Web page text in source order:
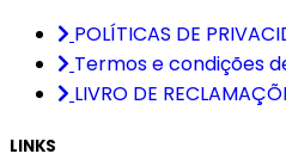
POLÍTICAS DE
Termos e condições
LIVRO DE
LINKS